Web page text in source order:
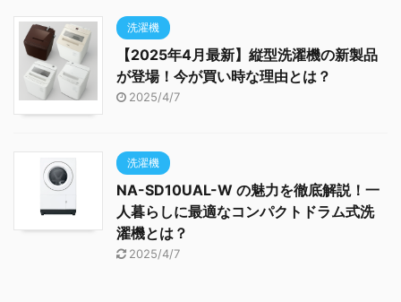
洗濯機
【2025年4月最新】縦型洗濯機の新製品
が登場！今が買い時な理由とは？
2025/4/7
洗濯機
NA-SD10UAL-W の魅力を徹底解説！一
人暮らしに最適なコンパクトドラム式洗
濯機とは？
2025/4/7